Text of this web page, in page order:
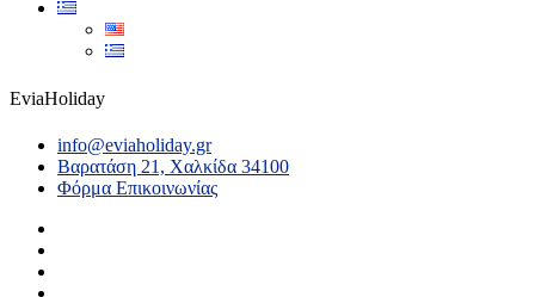
EviaHoliday
info@eviaholiday.gr
Βαρατάση 21, Χαλκίδα 34100
Φόρμα Επικοινωνίας